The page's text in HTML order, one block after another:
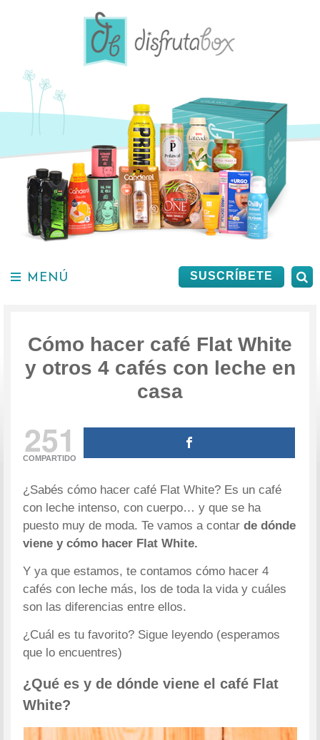
SUSCRÍBETE
MENÚ
Cómo hacer café Flat White
y otros 4 cafés con leche en
casa
251
COMPARTIDO
¿Sabés cómo hacer café Flat White? Es un café
con leche intenso, con cuerpo… y que se ha
puesto muy de moda. Te vamos a contarde dónde
viene y cómo hacer Flat White.
Y ya que estamos, te contamos cómo hacer 4
cafés con leche más, los de toda la vida y cuáles
son las diferencias entre ellos.
¿Cuál es tu favorito? Sigue leyendo (esperamos
que lo encuentres)
¿Qué es y de dónde viene el café Flat
White?